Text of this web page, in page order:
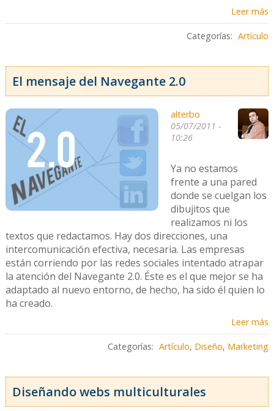
Leer más
Categorías: Artículo
El mensaje del Navegante 2.0
alterbo
05/07/2011 -
10:26
Ya no estamos
frente a una pared
donde se cuelgan los
dibujitos que
realizamos ni los
textos que redactamos. Hay dos direcciones, una
intercomunicación efectiva, necesaria. Las empresas
están corriendo por las redes sociales intentado atrapar
la atención del Navegante 2.0. Éste es el que mejor se ha
adaptado al nuevo entorno, de hecho, ha sido él quien lo
ha creado.
Leer más
Categorías: Artículo, Diseño, Marketing
Diseñando webs multiculturales